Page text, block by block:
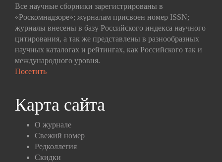
Все научные сборники зарегистрированы в
«Роскомнадзоре»; журналам присвоен номер ISSN;
журналы внесены в базу Российского индекса научного
цитирования, а так же представлены в разнообразных
научных каталогах и рейтингах, как Российского так и
международного уровня.
Посетить
Карта сайта
О журнале
Свежий номер
Редколлегия
Скидки